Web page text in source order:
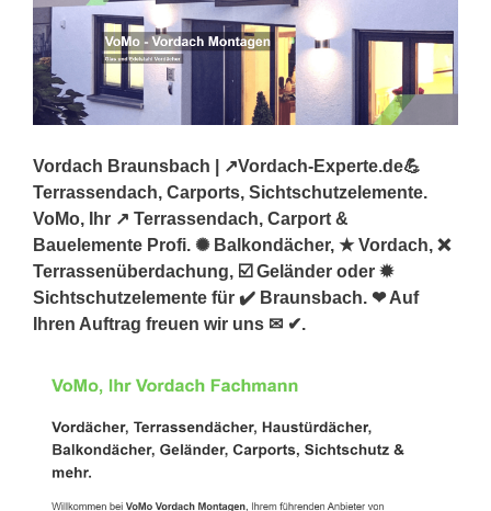
Vordach Braunsbach | ↗️Vordach-Experte.de💪
Terrassendach, Carports, Sichtschutzelemente.
VoMo, Ihr ↗️ Terrassendach, Carport &
Bauelemente Profi. ✺ Balkondächer, ★ Vordach, ❌
Terrassenüberdachung, ☑️ Geländer oder ✹
Sichtschutzelemente für ✔️ Braunsbach. ❤ Auf
Ihren Auftrag freuen wir uns ✉ ✔.